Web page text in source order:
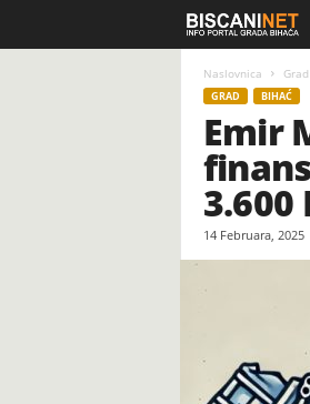
Naslovnica Grad
GRAD BIHAĆ
Emir
3.600
14 Februara, 2025